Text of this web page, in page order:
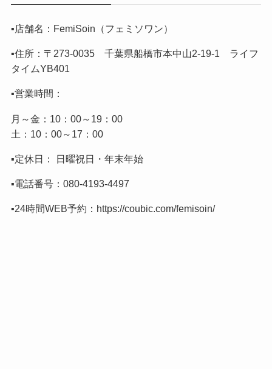
▪️店舗名：FemiSoin（フェミソワン）
▪️住所：〒273-0035 千葉県船橋市本中山2-19-1 ライフ
タイムYB401
▪️営業時間：
月～金：10：00～19：00
土：10：00～17：00
▪️定休日： 日曜祝日・年末年始
▪️電話番号： 080-4193-4497
▪️24時間WEB予約： https://coubic.com/femisoin/